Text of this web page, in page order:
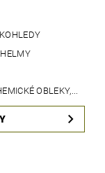
OBLEKY,...